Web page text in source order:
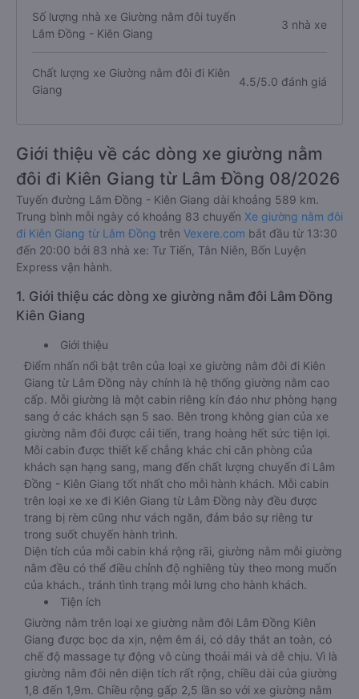
Số lượng nhà xe Giường nằm đôi tuyến
Lâm Đồng - Kiên Giang
3 nhà xe
Chất lượng xe Giường nằm đôi đi Kiên
Giang
4.5/5.0 đánh giá
Giới thiệu về các dòng xe giường nằm
đôi đi Kiên Giang từ Lâm Đồng 08/2026
Tuyến đường Lâm Đồng - Kiên Giang dài khoảng 589 km.
Trung bình mỗi ngày có khoảng 83 chuyến Xe giường nằm đôi
đi Kiên Giang từ Lâm Đồng trên Vexere.com bắt đầu từ 13:30
đến 20:00 bởi 83 nhà xe: Tư Tiến, Tân Niên, Bốn Luyện
Express vận hành.
1. Giới thiệu các dòng xe giường nằm đôi Lâm Đồng
Kiên Giang
Giới thiệu
Điểm nhấn nổi bật trên của loại xe giường nằm đôi đi Kiên
Giang từ Lâm Đồng này chính là hệ thống giường nằm cao
cấp. Mỗi giường là một cabin riêng kín đáo như phòng hạng
sang ở các khách sạn 5 sao. Bên trong không gian của xe
giường nằm đôi được cải tiến, trang hoàng hết sức tiện lợi.
Mỗi cabin được thiết kế chẳng khác chi căn phòng của
khách sạn hạng sang, mang đến chất lượng chuyến đi Lâm
Đồng - Kiên Giang tốt nhất cho mỗi hành khách. Mỗi cabin
trên loại xe xe đi Kiên Giang từ Lâm Đồng này đều được
trang bị rèm cũng như vách ngăn, đảm bảo sự riêng tư
trong suốt chuyến hành trình.
Diện tích của mỗi cabin khá rộng rãi, giường nằm mỗi giường
nằm đều có thể điều chỉnh độ nghiêng tùy theo mong muốn
của khách., tránh tình trạng mỏi lưng cho hành khách.
Tiện ích
Giường nằm trên loại xe giường nằm đôi Lâm Đồng Kiên
Giang được bọc da xịn, nệm êm ái, có dây thắt an toàn, có
chế độ massage tự động vô cùng thoải mái và dễ chịu. Vì là
giường nằm đôi nên diện tích rất rộng, chiều dài của giường
1,8 đến 1,9m. Chiều rộng gấp 2,5 lần so với xe giường nằm